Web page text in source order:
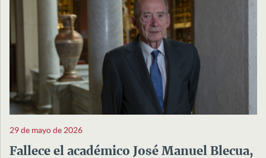
29 de mayo de 2026
Fallece el académico José Manuel Blecua,